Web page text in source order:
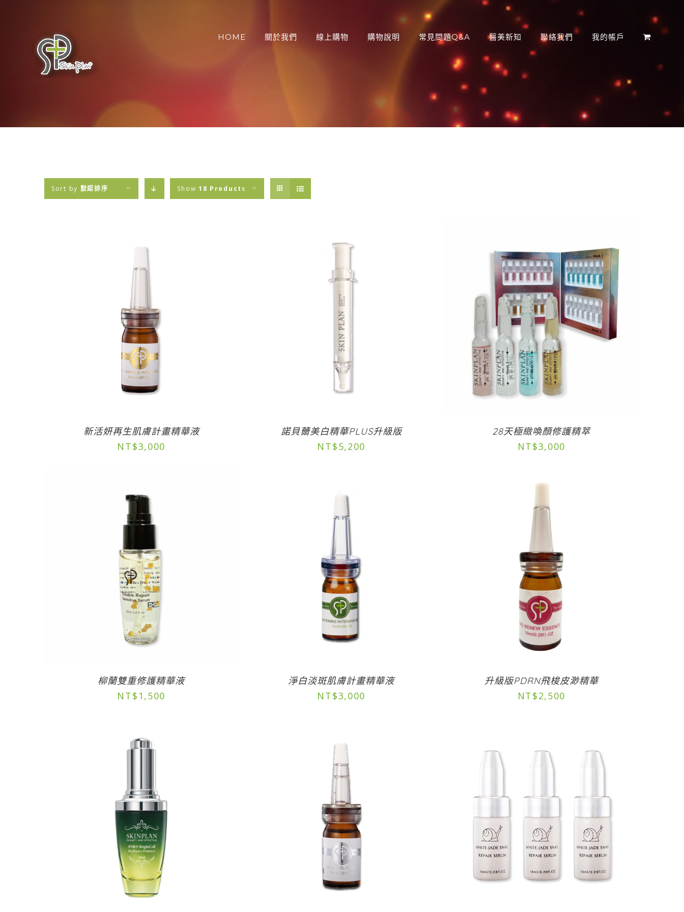
結
HOME 關於我們 線上購物 購物說明 常見問題Q&A 醫美新知 聯絡我們 我的帳戶
Sort by 默認排序 Show 18 Products
新活妍再生肌膚計畫精華液
NT$3,000
諾貝薾美白精華PLUS升級版
NT$5,200
28天極緻喚顏修護精萃
NT$3,000
柳蘭雙重修護精華液
NT$ 1,500
淨白淡斑肌膚計畫精華液
NT$3,000
升級版PDRN飛梭皮渺精華
NT$2,500